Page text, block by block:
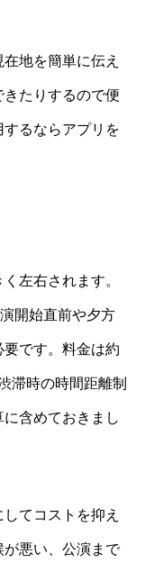
地を簡単に伝え
たりするので便
るならアプリを
左右されます。
開始直前や夕方
です。料金は約
滞時の時間距離制
含めておきまし
てコストを抑え
が悪い、公演まで